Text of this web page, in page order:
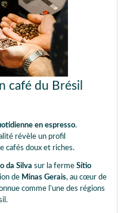
du Brésil
en espresso.
révèle un profil
cafés doux et riches.
da Silva sur la ferme Sítio
de Minas Gerais, au cœur de
comme l’une des régions